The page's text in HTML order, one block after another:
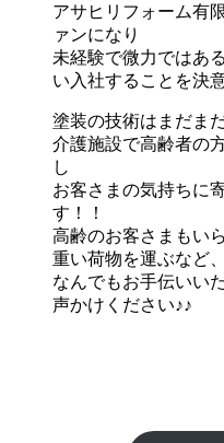
アサヒリフォーム有
ァンになり
未経験で微力ではあ
い入社することを決意
塗装の技術はまだま
介護施設で高齢者の
し
お客さまの気持ちに
す！！
高齢のお客さまもい
重い荷物を運ぶなど、
なんでもお手伝いい
声かけください♪♪